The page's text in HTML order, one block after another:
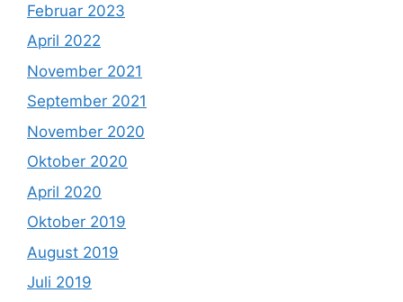
Februar 2023
April 2022
November 2021
September 2021
November 2020
Oktober 2020
April 2020
Oktober 2019
August 2019
Juli 2019